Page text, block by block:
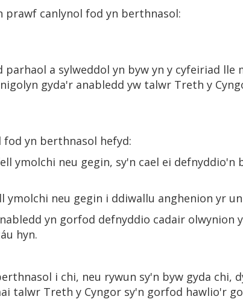
prawf canlynol fod yn berthnasol:
parhaol a sylweddol yn byw yn y cyfeiriad lle
gyda'r anabledd yw talwr Treth y
fod yn berthnasol hefyd:
ymolchi neu gegin, sy'n cael ei
ymolchi neu gegin i ddiwallu anghenion yr
yn gorfod defnyddio cadair olwynion
hyn.
i chi, neu rywun sy'n byw gyda chi,
talwr Treth y Cyngor sy'n gorfod hawlio'r